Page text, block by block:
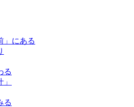
」にある
る
る